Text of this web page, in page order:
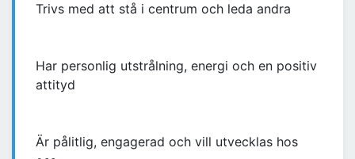
Trivs med att stå i centrum och leda andra
Har personlig utstrålning, energi och en positiv
attityd
Är pålitlig, engagerad och vill utvecklas hos